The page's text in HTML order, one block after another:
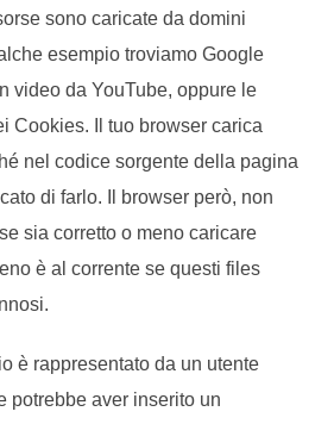
sono caricate da domini
esempio troviamo Google
video da YouTube, oppure le
Cookies. Il tuo browser carica
nel codice sorgente della pagina
di farlo. Il browser però, non
sia corretto o meno caricare
è al corrente se questi files
è rappresentato da un utente
potrebbe aver inserito un